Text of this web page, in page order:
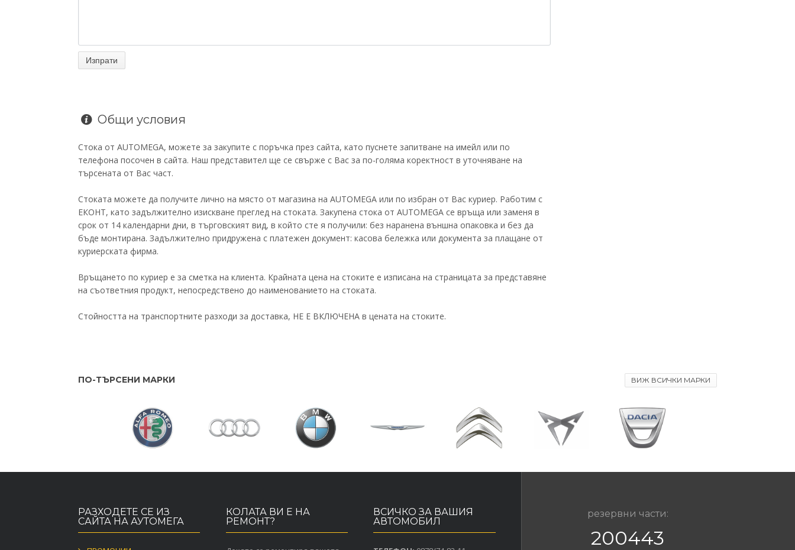
Общи условия
Стока от AUTOMEGA, можете за закупите с поръчка през сайта, като пуснете запитване на имейл или по
телефона посочен в сайта. Наш представител ще се свърже с Вас за по-голяма коректност в уточняване на
търсената от Вас част.
Стоката можете да получите лично на място от магазина на AUTOMEGA или по избран от Вас куриер. Работим с
ЕКОНТ, като задължително изискване преглед на стоката. Закупена стока от AUTOMEGA се връща или заменя в
срок от 14 календарни дни, в търговският вид, в който сте я получили: без наранена външна опаковка и без да
бъде монтирана. Задължително придружена с платежен документ: касова бележка или документа за плащане от
куриерската фирма.
Връщането по куриер е за сметка на клиента. Крайната цена на стоките е изписана на страницата за представяне
на съответния продукт, непосредствено до наименованието на стоката.
Стойността на транспортните разходи за доставка, НЕ Е ВКЛЮЧЕНА в цената на стоките.
ПО-ТЪРСЕНИ МАРКИ ВИЖ ВСИЧКИ МАРКИ
РАЗХОДЕТЕ СЕ ИЗ
САЙТА НА АУТОМЕГА
КОЛАТА ВИ Е НА
РЕМОНТ?
ВСИЧКО ЗА ВАШИЯ
АВТОМОБИЛ
резервни части:
200443